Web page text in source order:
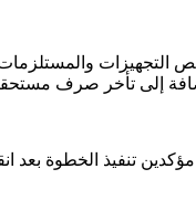
ابتداءً من 13 يونيو الجاري، احتجاجًا على ما